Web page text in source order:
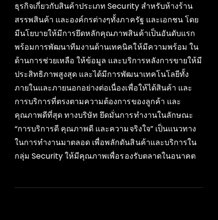
ธุรกิจเกี่ยวกับสินค้าประเภท Security สำหรับห้างร้าน
สรรพสินค้า และองค์กรต่างๆทั้งภาครัฐ และเอกชน โดย
มีนโยบายให้มีการยึดหลักคุณภาพสินค้าเป็นอันดับแรก
พร้อมการพัฒนาทีมงานด้านเทคนิคให้มีความพร้อม ใน
ด้านการช่วยเหลือ ให้ข้อมูล และบริการหลังการขายให้มี
ประสิทธิภาพสูงสุด และได้มีการพัฒนาเทคโนโลยีทั้ง
ภายในและภายนอกอย่างต่อเนื่องเพื่อให้ได้สินค้า และ
การบริการที่ตรงตามความต้องการของลูกค้า และ
คุณภาพดีที่สุด ทางบริษัท ยึดมั่นการทำงานในลักษณะ
“การบริการดี คุณภาพดี และความจริงใจ” เป็นแนวทาง
ในการทำงานมาตลอด เพื่อพลักดันสินค้าและบริการใน
กลุ่ม Security ให้มีคุณภาพเพื่อรองรับตลาดในอนาคต